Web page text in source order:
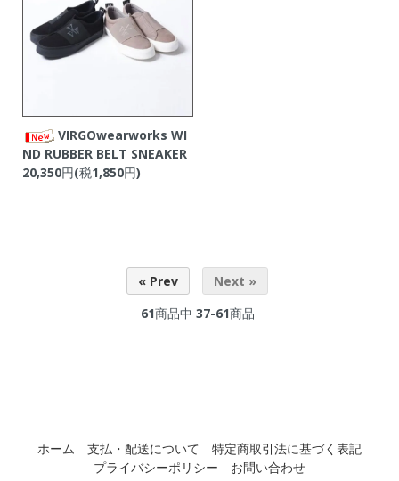
VIRGOwearworks WI
ND RUBBER BELT SNEAKER
20,350円(税1,850円)
« Prev
Next »
61商品中 37-61商品
ホーム 支払・配送について
特定商取引法に基づく表記
プライバシーポリシー
お問い合わせ